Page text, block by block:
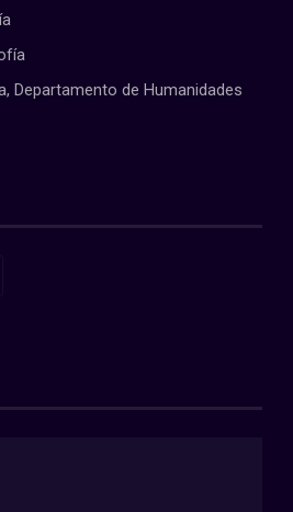
Departamento de Humanidades